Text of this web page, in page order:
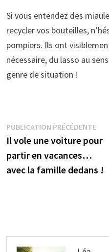
Si vous entendez des
recycler vos bouteilles,
pompiers. Ils ont
nécessaire, du lasso au
genre de situation !
Navigation
de
l’article
PUBLICATION PRÉCÉDENTE
Il vole une voiture pour
partir en vacances…
avec la famille dedans !